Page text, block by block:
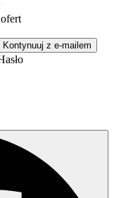
Kontynuuj z e-mailem